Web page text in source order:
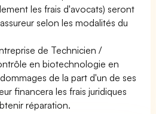
les frais d'avocats) seront
selon les modalités du
de Technicien /
en biotechnologie en
de la part d'un de ses
financera les frais juridiques
réparation.